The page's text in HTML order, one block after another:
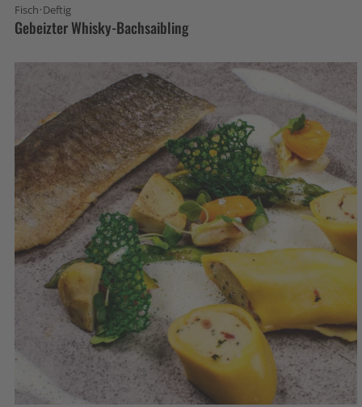
Fisch·Deftig
Gebeizter Whisky-Bachsaibling